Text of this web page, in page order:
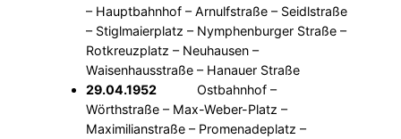
– Hauptbahnhof – Arnulfstraße – Seidlstraße
– Stiglmaierplatz – Nymphenburger Straße –
Rotkreuzplatz – Neuhausen –
Waisenhausstraße – Hanauer Straße
29.04.1952
Ostbahnhof –
Wörthstraße – Max-Weber-Platz –
Maximilianstraße – Promenadeplatz –